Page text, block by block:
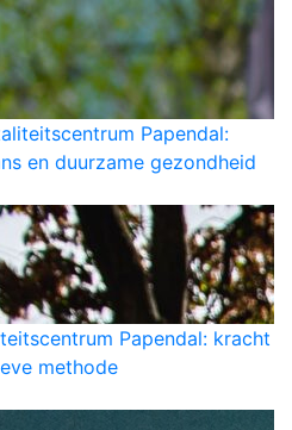
Papendal:
en duurzame gezondheid
Papendal: kracht
methode